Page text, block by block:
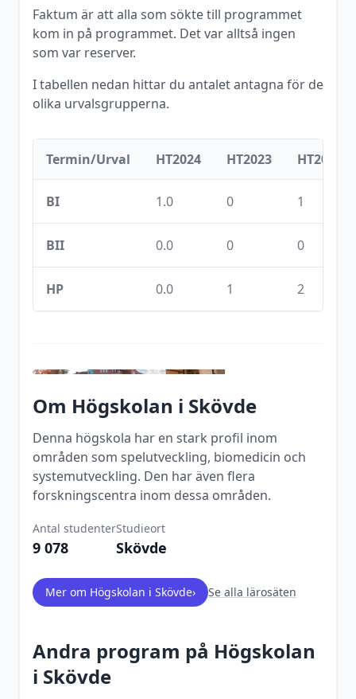
Faktum är att alla som sökte till programmet
kom in på programmet. Det var alltså ingen
som var reserver.
I tabellen nedan hittar du antalet antagna för de
olika urvalsgrupperna.
Termin/Urval HT2024 HT2023 HT2022
BI 1.0 0 1
BII 0.0 0 0
HP 0.0 1 2
Om Högskolan i Skövde
Denna högskola har en stark profil inom
områden som spelutveckling, biomedicin och
systemutveckling. Den har även flera
forskningscentra inom dessa områden.
Antal studenter
9 078
Studieort
Skövde
Mer om Högskolan i Skövde› Se alla lärosäten
Andra program på Högskolan
i Skövde